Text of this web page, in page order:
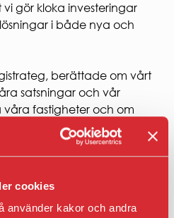
cookies
använder kakor och andra
logotyper
gör kloka investeringar
i både nya och
berättade om vårt
satsningar och vår
fastigheter och om
allt vi gör så att vi vet
går åt rätt håll.